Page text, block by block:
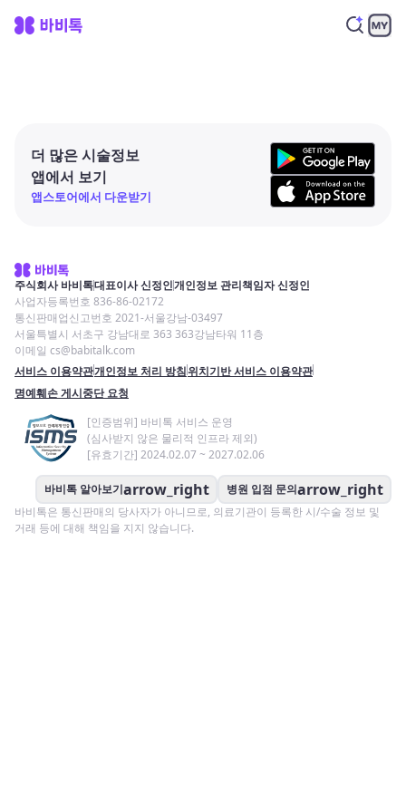
더 많은 시술정보
앱에서 보기
앱스토어에서 다운받기
주식회사 바비톡대표이사 신정인개인정보 관리책임자 신정인
사업자등록번호 836-86-02172
통신판매업신고번호 2021-서울강남-03497
서울특별시 서초구 강남대로 363 363강남타워 11층
이메일 cs@babitalk.com
서비스 이용약관개인정보 처리 방침위치기반 서비스 이용약관
명예훼손 게시중단 요청
[인증범위] 바비톡 서비스 운영
(심사받지 않은 물리적 인프라 제외)
[유효기간] 2024.02.07 ~ 2027.02.06
바비톡 알아보기arrow_right 병원 입점 문의arrow_right
바비톡은 통신판매의 당사자가 아니므로, 의료기관이 등록한 시/수술 정보 및
거래 등에 대해 책임을 지지 않습니다.